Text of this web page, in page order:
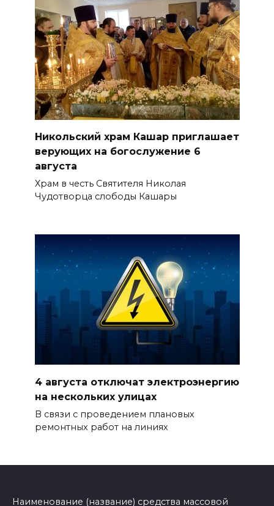
Никольский храм Кашар приглашает
верующих на богослужение 6
августа
Храм в честь Святителя Николая
Чудотворца слободы Кашары
4 августа отключат электроэнергию
на нескольких улицах
В связи с проведением плановых
ремонтных работ на линиях
Наименование (название) средства массовой